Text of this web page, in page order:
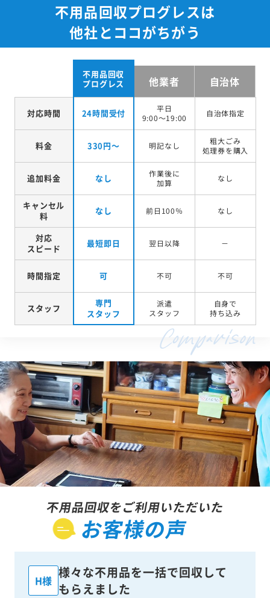
不用品回収プログレスは
他社とココがちがう
不用品回収
プログレス
他業者 自治体
対応時間 24時間受付
平日
9:00～19:00
自治体指定
料金 330円～ 明記なし
粗大ごみ
処理券を購入
追加料金 なし
作業後に
加算
なし
キャンセル
料
なし 前日100％ なし
対応
スピード
最短即日 翌日以降 －
時間指定 可 不可 不可
スタッフ
専門
スタッフ
派遣
スタッフ
自身で
持ち込み
不用品回収をご利用いただいた
お客様の声
H様
様々な不用品を一括で回収して
もらえました